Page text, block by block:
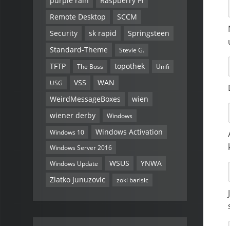
Remote Desktop
SCCM
Security
sk rapid
Springsteen
Standard-Theme
Stevie G.
TFTP The Boss topothek
Unifi
USG
VSS
WAN
WeirdMessageBoxes
wien
wiener derby
Windows
Windows 10
Windows Activation
Windows Server 2016
Windows Update
WSUS
YNWA
Zlatko Junuzovic
zoki barisic